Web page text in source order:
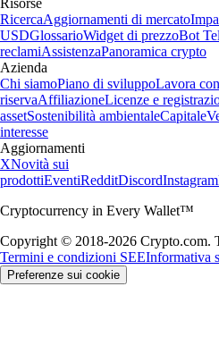
Risorse
RicercaAggiornamenti di mercato
USDGlossarioWidget di prezzoBot
reclamiAssistenzaPanoramica crypto
Azienda
Chi siamoPiano di sviluppoLavora
riservaAffiliazioneLicenze e
assetSostenibilità ambientaleCapitale
interesse
Aggiornamenti
XNovità sui
prodottiEventiRedditDiscordInstagram
Cryptocurrency in Every Wallet™
Copyright © 2018-2026 Crypto.com.
Termini e condizioni SEEInformativa
Preferenze sui cookie